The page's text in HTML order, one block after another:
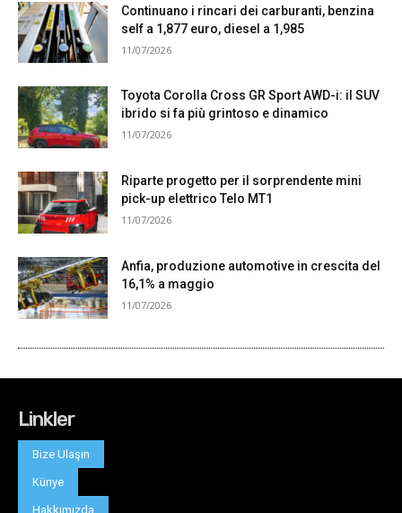
Linkler
Bize Ulaşın
Künye
Hakkımızda